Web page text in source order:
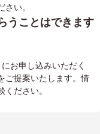
い。
うことはできます
にお申し込みいただく
ご提案いたします。情
ださい。